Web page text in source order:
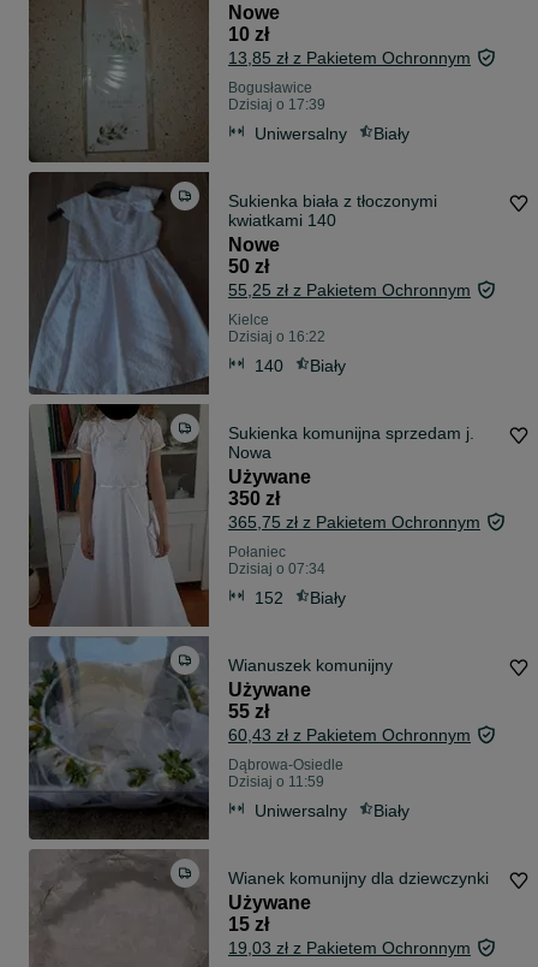
Nowe
10 zł
13,85 zł z Pakietem Ochronnym
Bogusławice
Dzisiaj o 17:39
Uniwersalny Biały
Sukienka biała z tłoczonymi
kwiatkami 140
Nowe
50 zł
55,25 zł z Pakietem Ochronnym
Kielce
Dzisiaj o 16:22
140 Biały
Sukienka komunijna sprzedam j.
Nowa
Używane
350 zł
365,75 zł z Pakietem Ochronnym
Połaniec
Dzisiaj o 07:34
152 Biały
Wianuszek komunijny
Używane
55 zł
60,43 zł z Pakietem Ochronnym
Dąbrowa-Osiedle
Dzisiaj o 11:59
Uniwersalny Biały
Wianek komunijny dla dziewczynki
Używane
15 zł
19,03 zł z Pakietem Ochronnym